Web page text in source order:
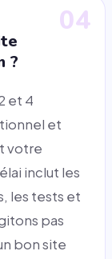
04
?
et 4
et
votre
inclut les
les tests et
pas
bon site